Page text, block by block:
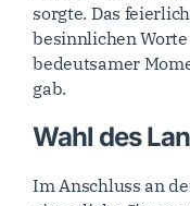
sorgte. Das
besinnlichen
bedeutsamer
gab.
Wahl des
Im Anschluss an